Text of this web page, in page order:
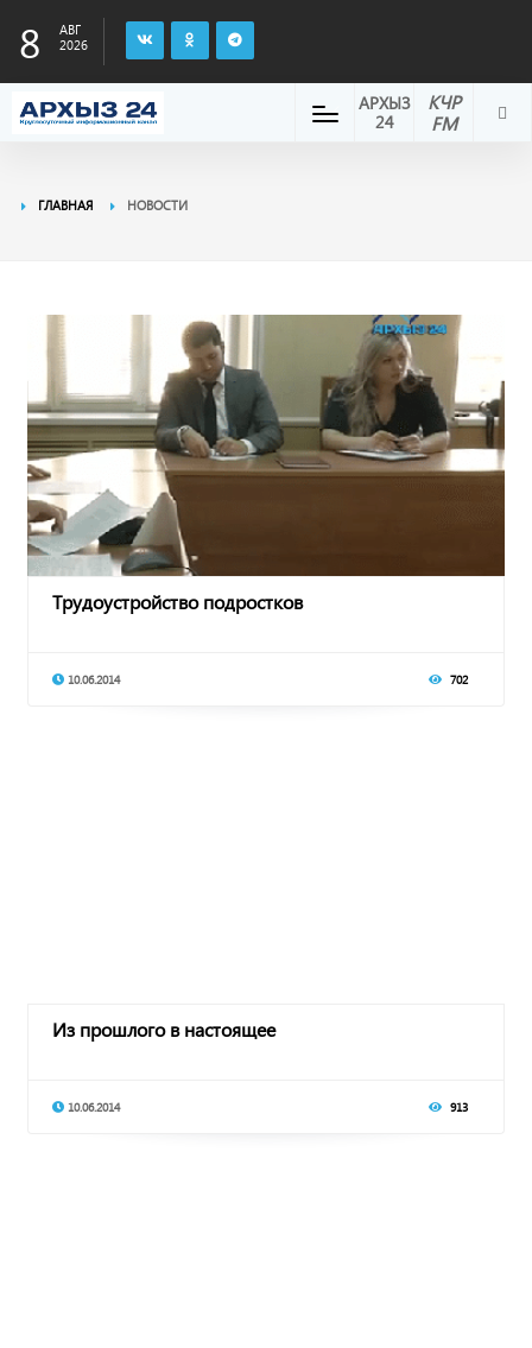
8
АВГ
2026
КЧР
FM
АРХЫЗ
24
ГЛАВНАЯ НОВОСТИ
Трудоустройство подростков
10.06.2014 702
Из прошлого в настоящее
10.06.2014 913